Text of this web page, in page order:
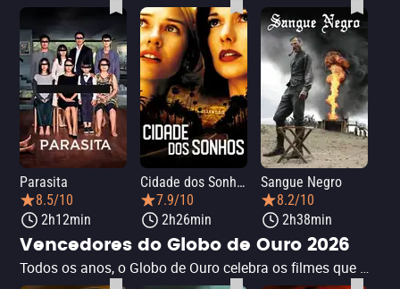
Parasita
8.5/10
2h12min
Cidade dos Sonhos
7.9/10
2h26min
Sangue Negro
8.2/10
2h38min
Vencedores do Globo de Ouro 2026
Todos os anos, o Globo de Ouro celebra os filmes que mais se destacaram na indústria cinematográfica, premiando histórias envolventes, direções marcantes e atuações memoráveis. Esta lista apresenta os filmes vencedores da premiação, reunindo obras que conquistaram reconhecimento da crítica e consolidaram seu espaço na história do cinema. Descubra onde assistir a cada filme.